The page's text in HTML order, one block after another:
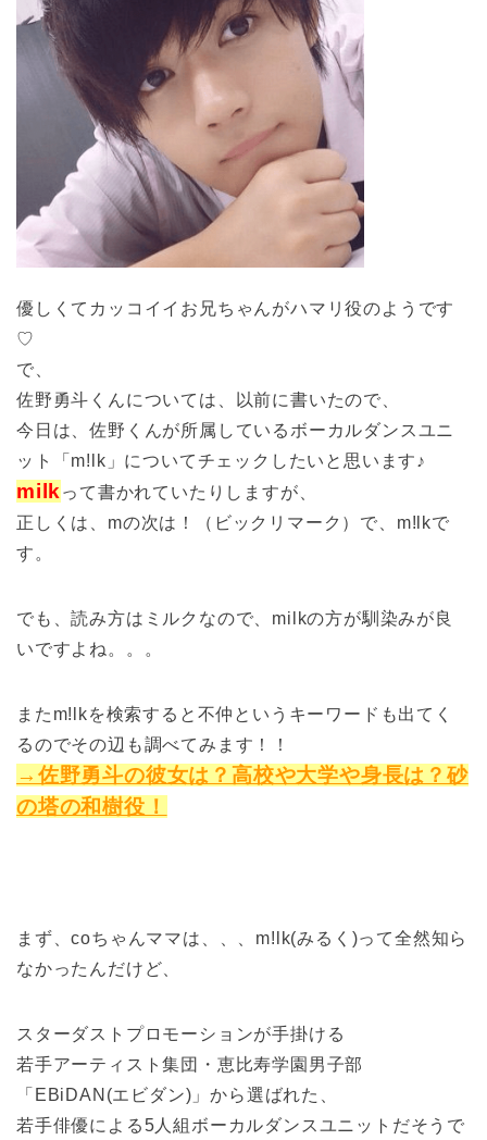
優しくてカッコイイお兄ちゃんがハマリ役のようです
♡
で、
佐野勇斗くんについては、以前に書いたので、
今日は、佐野くんが所属しているボーカルダンスユニ
ット「m!lk」についてチェックしたいと思います♪
milk って書かれていたりしますが、
正しくは、mの次は！（ビックリマーク）で、m!lkで
す。
でも、読み方はミルクなので、milkの方が馴染みが良
いですよね。。。
またm!lkを検索すると不仲というキーワードも出てく
るのでその辺も調べてみます！！
→佐野勇斗の彼女は？高校や大学や身長は？砂
の塔の和樹役！
まず、coちゃんママは、、、m!lk(みるく)って全然知ら
なかったんだけど、
スターダストプロモーションが手掛ける
若手アーティスト集団・恵比寿学園男子部
「EBiDAN(エビダン)」から選ばれた、
若手俳優による5人組ボーカルダンスユニットだそうで